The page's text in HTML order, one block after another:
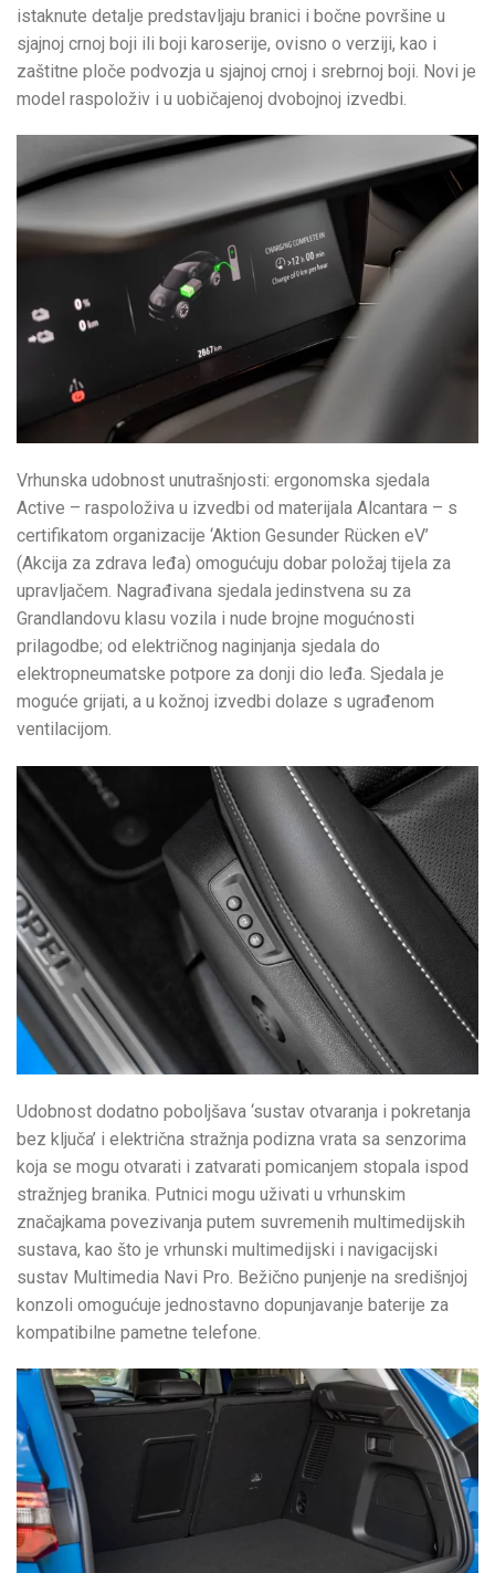
istaknute detalje predstavljaju branici i bočne površine u
sjajnoj crnoj boji ili boji karoserije, ovisno o verziji, kao i
zaštitne ploče podvozja u sjajnoj crnoj i srebrnoj boji. Novi je
model raspoloživ i u uobičajenoj dvobojnoj izvedbi.
Vrhunska udobnost unutrašnjosti: ergonomska sjedala
Active – raspoloživa u izvedbi od materijala Alcantara – s
certifikatom organizacije ‘Aktion Gesunder Rücken eV’
(Akcija za zdrava leđa) omogućuju dobar položaj tijela za
upravljačem. Nagrađivana sjedala jedinstvena su za
Grandlandovu klasu vozila i nude brojne mogućnosti
prilagodbe; od električnog naginjanja sjedala do
elektropneumatske potpore za donji dio leđa. Sjedala je
moguće grijati, a u kožnoj izvedbi dolaze s ugrađenom
ventilacijom.
Udobnost dodatno poboljšava ‘sustav otvaranja i pokretanja
bez ključa’ i električna stražnja podizna vrata sa senzorima
koja se mogu otvarati i zatvarati pomicanjem stopala ispod
stražnjeg branika. Putnici mogu uživati u vrhunskim
značajkama povezivanja putem suvremenih multimedijskih
sustava, kao što je vrhunski multimedijski i navigacijski
sustav Multimedia Navi Pro. Bežično punjenje na središnjoj
konzoli omogućuje jednostavno dopunjavanje baterije za
kompatibilne pametne telefone.